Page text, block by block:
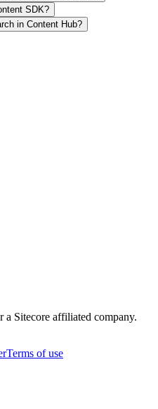
SDK?
in Content Hub?
a Sitecore affiliated company.
Terms of use